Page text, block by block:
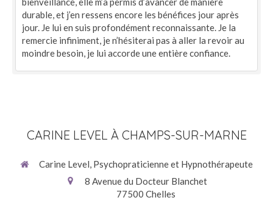
durable, et j’en ressens encore les bénéfices jour après
jour. Je lui en suis profondément reconnaissante. Je la
remercie infiniment, je n’hésiterai pas à aller la revoir au
moindre besoin, je lui accorde une entière confiance.
CARINE LEVEL À CHAMPS-SUR-MARNE
Carine Level, Psychopraticienne et Hypnothérapeute
8 Avenue du Docteur Blanchet
77500 Chelles